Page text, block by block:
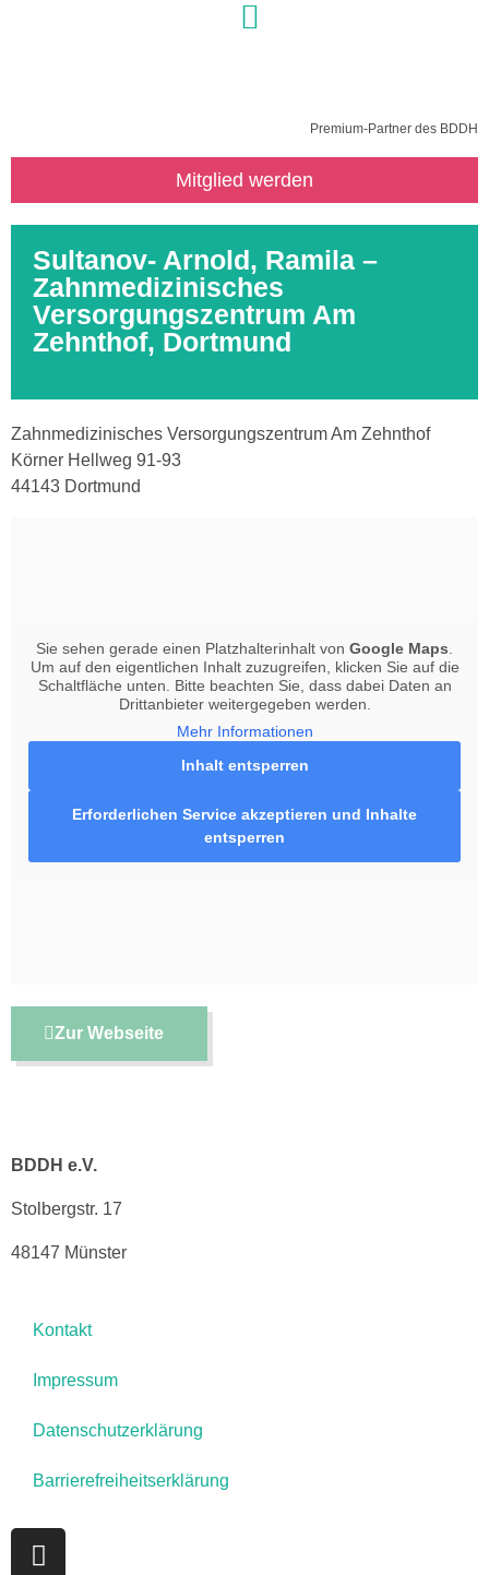
Premium-Partner des BDDH
Mitglied werden
Sultanov- Arnold, Ramila –
Zahnmedizinisches
Versorgungszentrum Am
Zehnthof, Dortmund
Zahnmedizinisches Versorgungszentrum Am Zehnthof
Körner Hellweg 91-93
44143 Dortmund
Sie sehen gerade einen Platzhalterinhalt von Google Maps
Um auf den eigentlichen Inhalt zuzugreifen, klicken Sie auf die
Schaltfläche unten. Bitte beachten Sie, dass dabei Daten an
Drittanbieter weitergegeben werden.
Mehr Informationen
Inhalt entsperren
Erforderlichen Service akzeptieren und Inhalte
entsperren
Zur Webseite
BDDH e.V.
Stolbergstr. 17
48147 Münster
Kontakt
Impressum
Datenschutzerklärung
Barrierefreiheitserklärung